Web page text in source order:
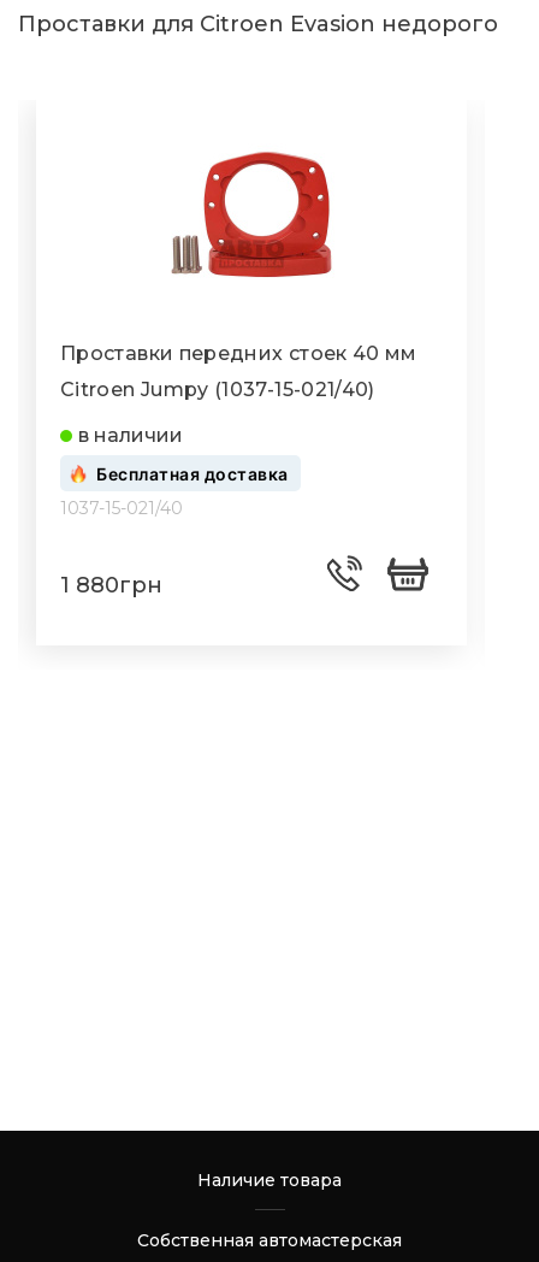
Проставки для Citroen Evasion недорого
Проставки передних стоек 40 мм
Citroen Jumpy (1037-15-021/40)
в наличии
Бесплатная доставка
1037-15-021/40
1 880грн
Наличие товара
Собственная автомастерская